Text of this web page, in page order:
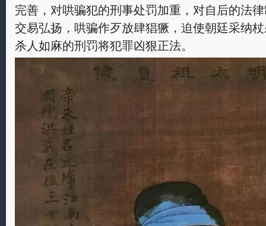
完善，对哄骗犯的刑事处罚加重，对自后的法
交易弘扬，哄骗作歹放肆猖獗，迫使朝廷采纳
杀人如麻的刑罚将犯罪凶狠正法。